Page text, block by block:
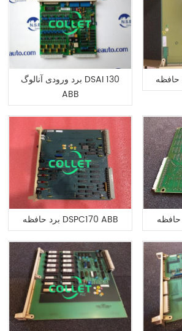
برد ورودی آنالوگ DSAI 130
ABB
برد حافظه DSPC170 ABB